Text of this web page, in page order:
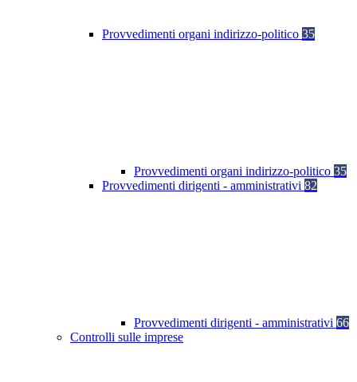
Provvedimenti organi indirizzo-politico 35
Provvedimenti organi indirizzo-politico 35
Provvedimenti dirigenti - amministrativi 82
Provvedimenti dirigenti - amministrativi 66
Controlli sulle imprese